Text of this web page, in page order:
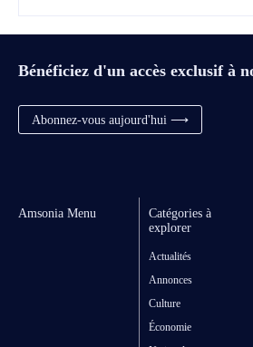
Bénéficiez d'un accès exclusif à
Abonnez-vous aujourd'hui ⟶
Amsonia Menu
Catégories à
explorer
Actualités
Annonces
Culture
Économie